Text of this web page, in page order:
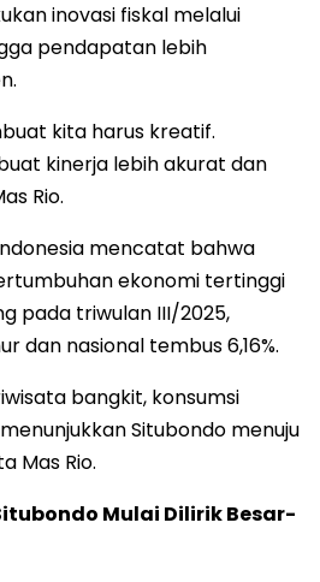
inovasi fiskal melalui
pendapatan lebih
kita harus kreatif.
kinerja lebih akurat dan
Rio.
mencatat bahwa
ekonomi tertinggi
pada triwulan III/2025,
dan nasional tembus 6,16%.
bangkit, konsumsi
Situbondo menuju
Mas Rio.
Mulai Dilirik Besar-